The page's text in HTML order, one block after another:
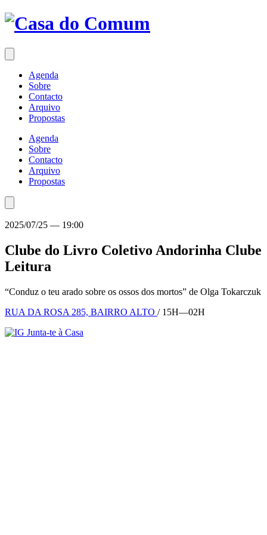
Saltar
para
conteúdo
Agenda
Sobre
Contacto
Arquivo
Propostas
Agenda
Sobre
Contacto
Arquivo
Propostas
2025/07/25 — 19:00
Clube do Livro Coletivo Andorinha Clube
Leitura
“Conduz o teu arado sobre os ossos dos mortos” de Olga Tokarczuk
RUA DA ROSA 285, BAIRRO ALTO / 15H—02H
Junta-te à Casa